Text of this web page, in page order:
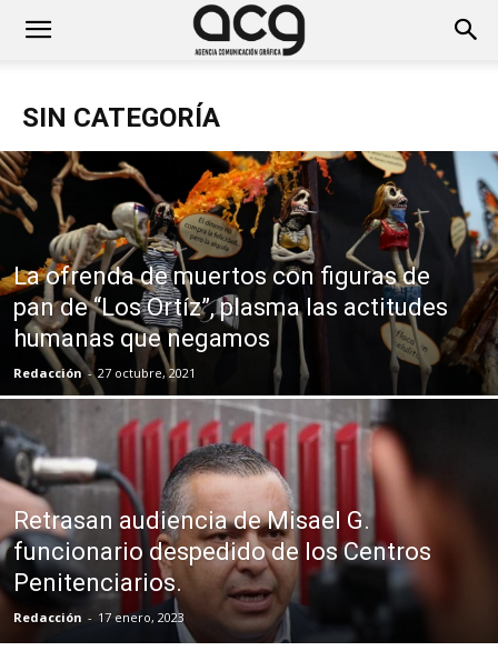
SIN CATEGORÍA
La ofrenda de muertos con figuras de
pan de “Los Ortíz”, plasma las actitudes
humanas que negamos
Redacción - 27 octubre, 2021
Retrasan audiencia de Misael G.
funcionario despedido de los Centros
Penitenciarios.
Redacción - 17 enero, 2023